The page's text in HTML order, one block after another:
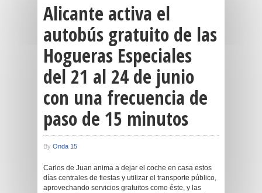
Alicante activa el
autobús gratuito de las
Hogueras Especiales
del 21 al 24 de junio
con una frecuencia de
paso de 15 minutos
By Onda 15
Carlos de Juan anima a dejar el coche en casa estos
días centrales de fiestas y utilizar el transporte público,
aprovechando servicios gratuitos como éste, y las